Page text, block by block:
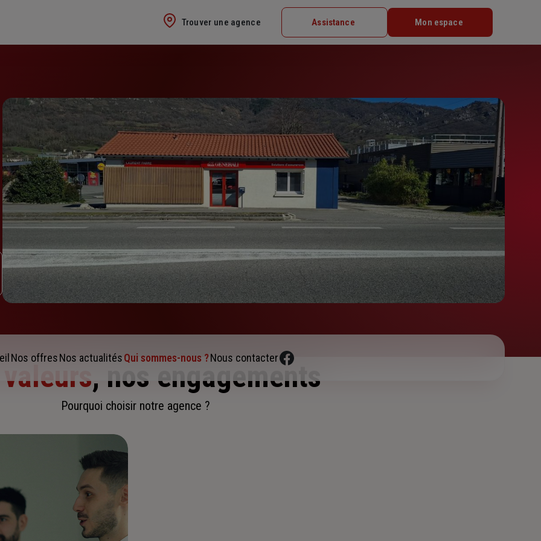
Trouver une agence Assistance Mon espace
Nos offresNos actualitésQui sommes-nous ?Nous contacter
, nos engagements
Pourquoi choisir notre agence ?